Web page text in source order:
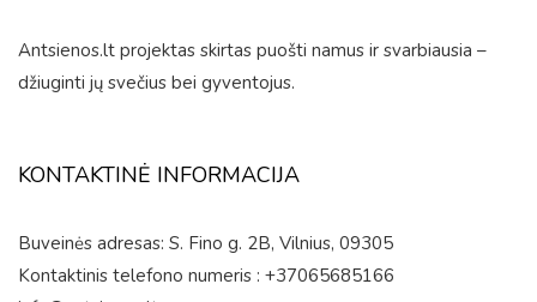
Antsienos.lt projektas skirtas puošti namus ir svarbiausia –
džiuginti jų svečius bei gyventojus.
KONTAKTINĖ INFORMACIJA
Buveinės adresas: S. Fino g. 2B, Vilnius, 09305
Kontaktinis telefono numeris : +37065685166